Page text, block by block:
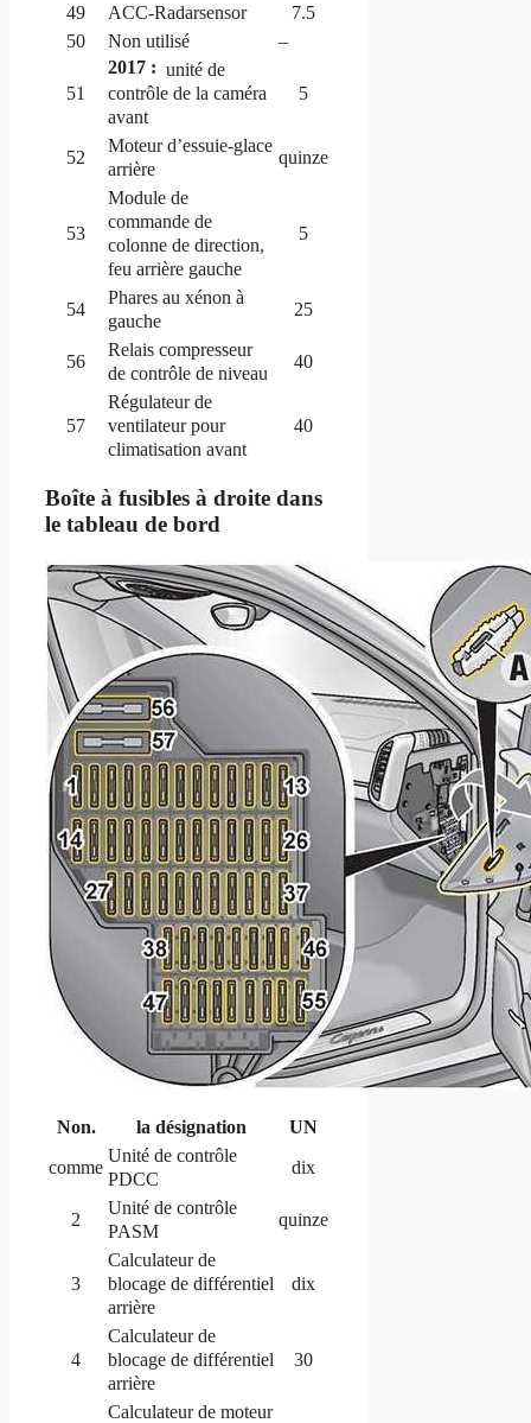
49 ACC-Radarsensor
7.5
50
Non utilisé –
51
2017 : unité de
contrôle de la caméra
avant
5
52
Moteur d’essuie-glace
arrière
quinze
53
Module de
commande de
colonne de direction,
feu arrière gauche
5
54
Phares au xénon à
gauche
25
56
Relais compresseur
de contrôle de niveau
40
57
Régulateur de
ventilateur pour
climatisation avant
40
Boîte à fusibles à droite dans
le tableau de bord
Non. la désignation
UN
comme
Unité de contrôle
PDCC
dix
2
Unité de contrôle
PASM
quinze
3
Calculateur de
blocage de différentiel
arrière
dix
4
Calculateur de
blocage de différentiel
arrière
30
Calculateur de moteur